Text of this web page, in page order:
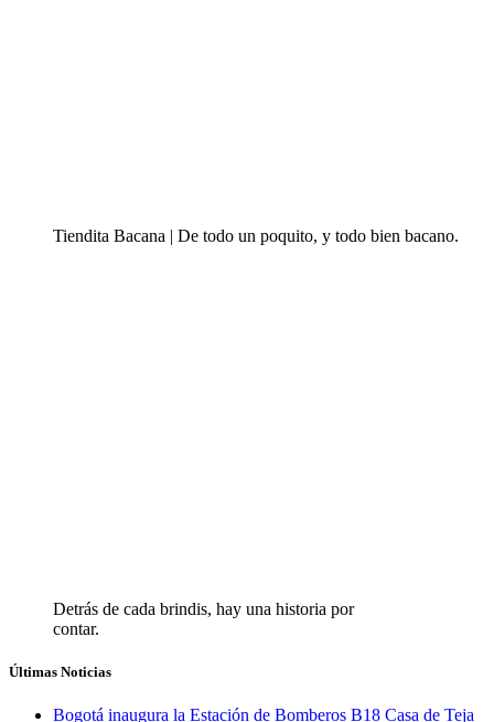
Tiendita Bacana | De todo un poquito, y todo bien bacano.
Detrás de cada brindis, hay una historia por
contar.
Últimas Noticias
Bogotá inaugura la Estación de Bomberos B18 Casa de Teja